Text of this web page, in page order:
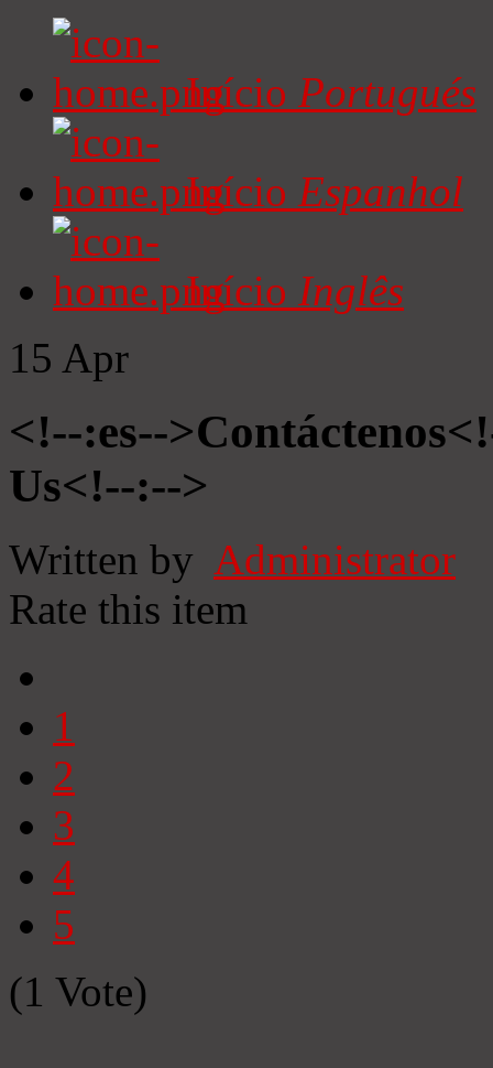
Início Portugués
Início Espanhol
Início Inglês
15 Apr
<!--:es--
Us<!--:-->
Written by Administrator
Rate this item
1
2
3
4
5
(1 Vote)